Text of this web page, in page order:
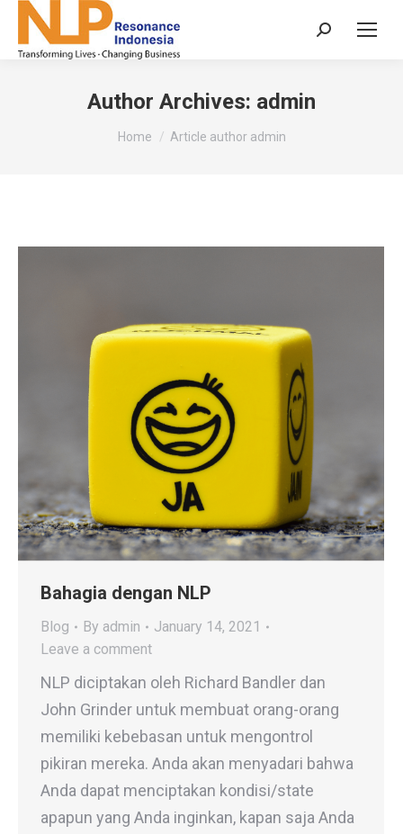
Search:
Author Archives: admin
You are here:
Home Article author admin
Bahagia dengan NLP
Blog By admin
January 14, 2021
Leave a comment
NLP diciptakan oleh Richard Bandler dan
John Grinder untuk membuat orang-orang
memiliki kebebasan untuk mengontrol
pikiran mereka. Anda akan menyadari bahwa
Anda dapat menciptakan kondisi/state
apapun yang Anda inginkan, kapan saja Anda